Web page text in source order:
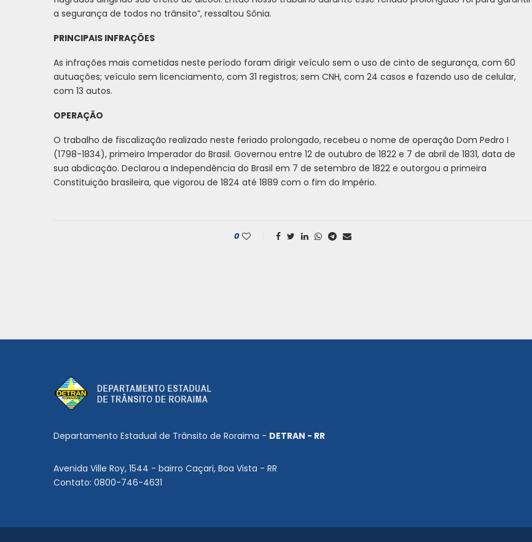
a segurança de todos no trânsito”, ressaltou Sônia.
PRINCIPAIS INFRAÇÕES
As infrações mais cometidas neste período foram dirigir veículo sem o uso de cinto de segurança, com 60
autuações; veículo sem licenciamento, com 31 registros; sem CNH, com 24 casos e fazendo uso de celular,
com 13 autos.
OPERAÇÃO
O trabalho de fiscalização realizado neste feriado prolongado, recebeu o nome de operação Dom Pedro I
(1798-1834), primeiro Imperador do Brasil. Governou entre 12 de outubro de 1822 e 7 de abril de 1831, data de
sua abdicação. Declarou a Independência do Brasil em 7 de setembro de 1822 e outorgou a primeira
Constituição brasileira, que vigorou de 1824 até 1889 com o fim do Império.
0
Departamento Estadual de Trânsito de Roraima - DETRAN - RR
Avenida Ville Roy, 1544 - bairro Caçari, Boa Vista - RR
Contato: 0800-746-4631